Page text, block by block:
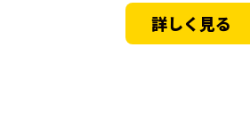
詳しく見る